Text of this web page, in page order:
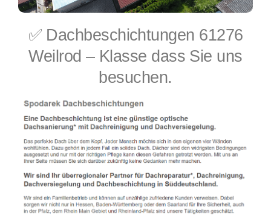
✅ Dachbeschichtungen 61276
Weilrod – Klasse dass Sie uns
besuchen.